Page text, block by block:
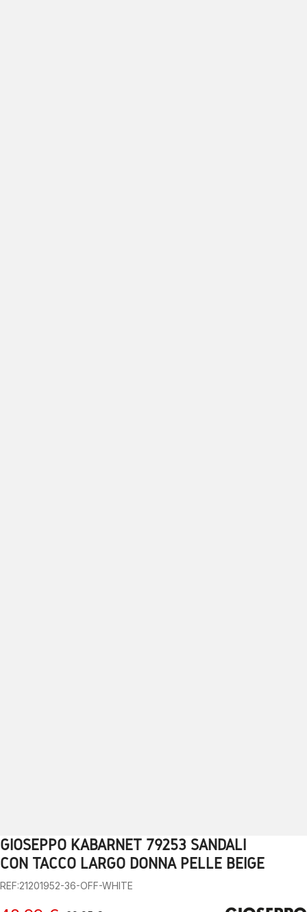
2 3 4 5 6 7 8 9
GIOSEPPO KABARNET 79253 SANDALI
CON TACCO LARGO DONNA PELLE BEIGE
REF:21201952-36-OFF-WHITE